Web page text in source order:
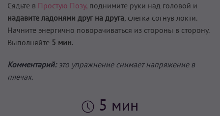
Сядьте в Простую Позу, поднимите руки над головой и
надавите ладонями друг на друга, слегка согнув локти.
Начните энергично поворачиваться из стороны в сторону.
Выполняйте 5 мин.
Комментарий:это упражнение снимает напряжение в
плечах.
5 мин